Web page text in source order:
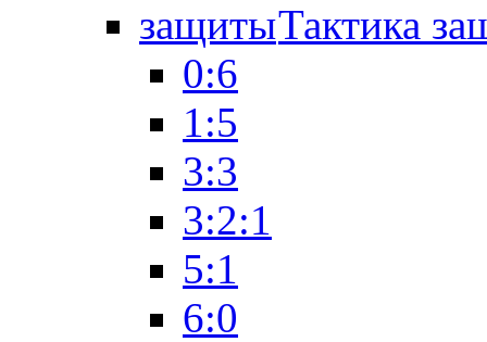
Тактика
0:6
1:5
3:3
3:2:1
5:1
6:0